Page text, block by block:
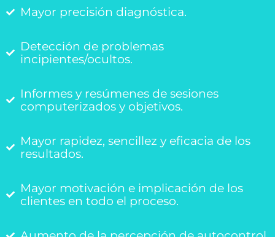
Mayor precisión diagnóstica.
Detección de problemas
incipientes/ocultos.
Informes y resúmenes de sesiones
computerizados y objetivos.
Mayor rapidez, sencillez y eficacia de los
resultados.
Mayor motivación e implicación de los
clientes en todo el proceso.